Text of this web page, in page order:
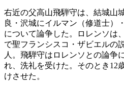
右近の父高山飛騨守は、結城山
良・沢城にイルマン（修道士）
について論争した。ロレンソは
で聖フランシスコ・ザビエルの
人。飛騨守はロレンソとの論争
れ、洗礼を受けた。そのとき12
けさせた。